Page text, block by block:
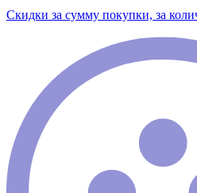
Скидки за сумму покупки, за